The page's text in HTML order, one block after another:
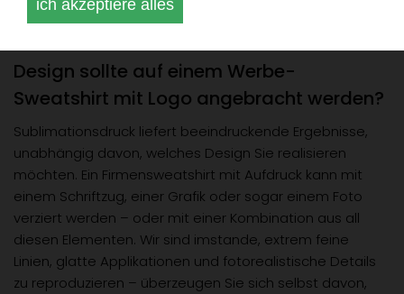
Kommen wir nun zur Sache: Welches
Design sollte auf einem Werbe-
Sweatshirt mit Logo angebracht werden?
Sublimationsdruck liefert beeindruckende Ergebnisse,
unabhängig davon, welches Design Sie realisieren
möchten. Ein Firmensweatshirt mit Aufdruck kann mit
einem Schriftzug, einer Grafik oder sogar einem Foto
verziert werden – oder mit einer Kombination aus all
diesen Elementen. Wir sind imstande, extrem feine
Linien, glatte Applikationen und fotorealistische Details
zu reproduzieren – überzeugen Sie sich selbst davon,
ich akzeptiere alles